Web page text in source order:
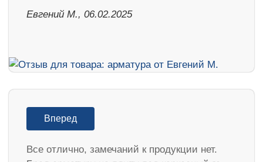
​Евгений М., 06.02.2025
Вперед
Все отлично, замечаний к продукции нет.